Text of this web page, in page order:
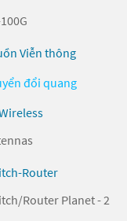
Viễn thông
đổi quang
Router
Router Planet - 2